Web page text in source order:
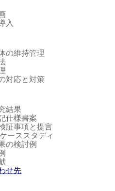
入
の維持管理
対応と対策
結果
仕様書案
証事項と提言
ーススタディ
の検討例
せ先